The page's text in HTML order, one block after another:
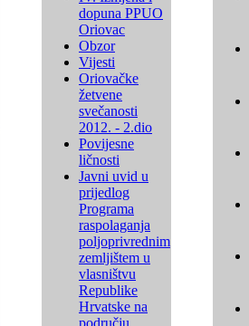
dopuna PPUO
Oriovac
Obzor
Vijesti
Oriovačke
žetvene
svečanosti
2012. - 2.dio
Povijesne
ličnosti
Javni uvid u
prijedlog
Programa
raspolaganja
poljoprivrednim
zemljištem u
vlasništvu
Republike
Hrvatske na